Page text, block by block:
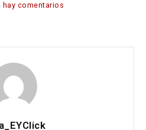
hay comentarios